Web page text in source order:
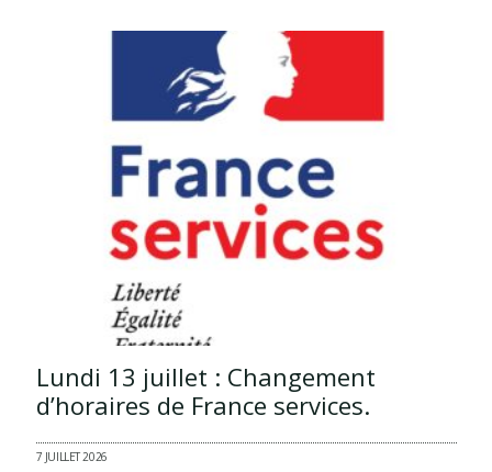
Lundi 13 juillet : Changement
d’horaires de France services.
7 JUILLET 2026